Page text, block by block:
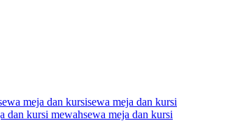
meja dan kursisewa meja dan kursi
dan kursi mewahsewa meja dan kursi